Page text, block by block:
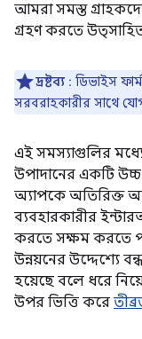
আমরা সমস্ত
গ্রহণ করতে
দ্রষ্টব্য : ডিভাইস
সরবরাহকারীর সাথে
এই সমস্যাগুলির
উপাদানের একটি উচ্চ
অ্যাপকে অতিরিক্ত
ব্যবহারকারীর
করতে সক্ষম করতে
উন্নয়নের উদ্দেশ্যে
হয়েছে বলে ধরে
উপর ভিত্তি করে